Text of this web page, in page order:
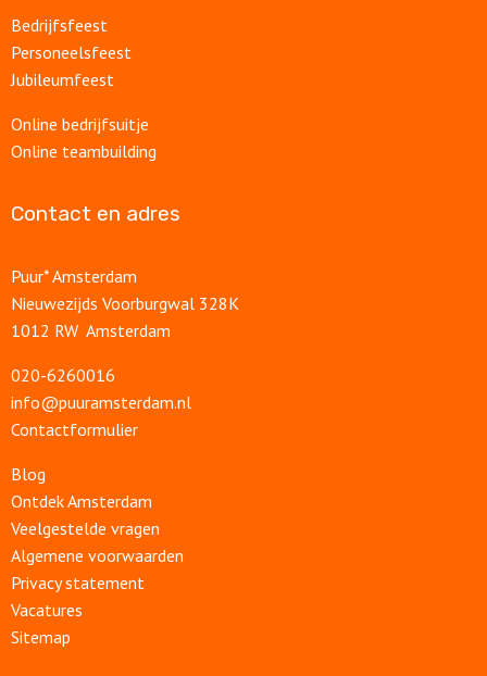
Bedrijfsfeest
Personeelsfeest
Jubileumfeest
Online bedrijfsuitje
Online teambuilding
Contact en adres
Puur* Amsterdam
Nieuwezijds Voorburgwal 328K
1012 RW Amsterdam
020-6260016
info@puuramsterdam.nl
Contactformulier
Blog
Ontdek Amsterdam
Veelgestelde vragen
Algemene voorwaarden
Privacy statement
Vacatures
Sitemap